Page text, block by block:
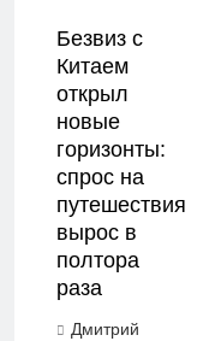
Безвиз с
Китаем
открыл
новые
горизонты:
спрос на
путешествия
вырос в
полтора
раза
Дмитрий